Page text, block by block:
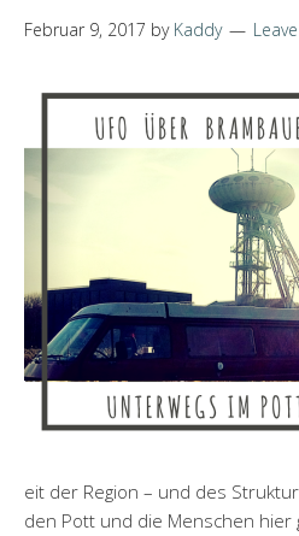
Februar 9, 2017 by Kaddy
eit der Region – und des
den Pott und die Menschen hier